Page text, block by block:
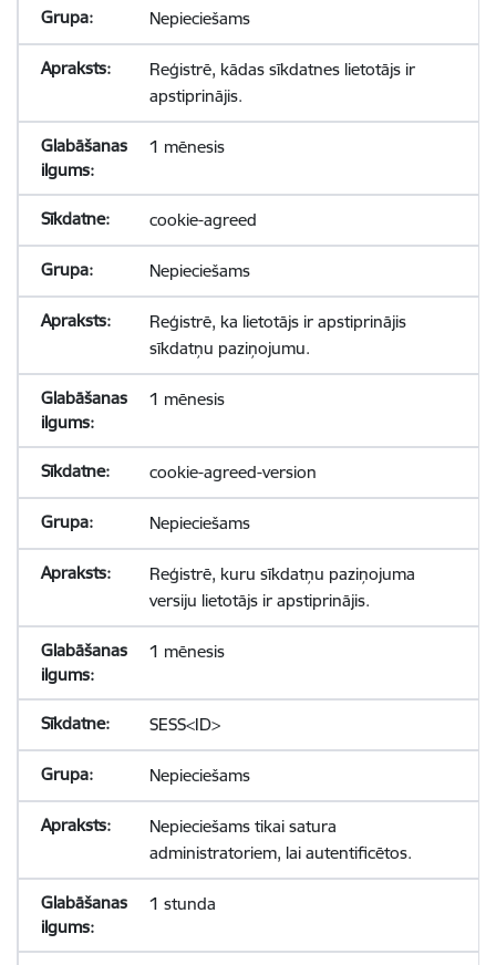
Nepieciešams
Reģistrē, kādas sīkdatnes lietotājs ir
apstiprinājis.
1 mēnesis
cookie-agreed
Nepieciešams
Reģistrē, ka lietotājs ir apstiprinājis
sīkdatņu paziņojumu.
1 mēnesis
cookie-agreed-version
Nepieciešams
Reģistrē, kuru sīkdatņu paziņojuma
versiju lietotājs ir apstiprinājis.
1 mēnesis
SESS<ID>
Nepieciešams
Nepieciešams tikai satura
administratoriem, lai autentificētos.
1 stunda